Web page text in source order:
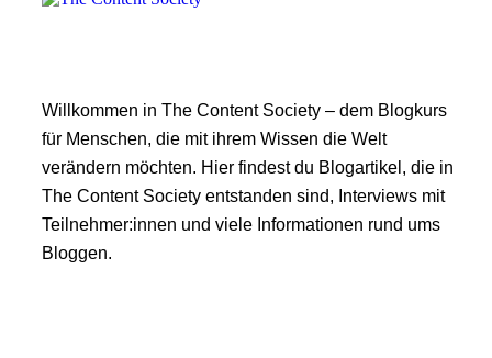
Willkommen in The Content Society – dem Blogkurs
für Menschen, die mit ihrem Wissen die Welt
verändern möchten. Hier findest du Blogartikel, die in
The Content Society entstanden sind, Interviews mit
Teilnehmer:innen und viele Informationen rund ums
Bloggen.